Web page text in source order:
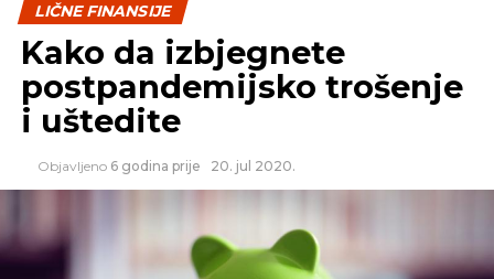
LIČNE FINANSIJE
Kako da izbjegnete
postpandemijsko trošenje
i uštedite
Objavljeno 6 godina prije 20. jul 2020.